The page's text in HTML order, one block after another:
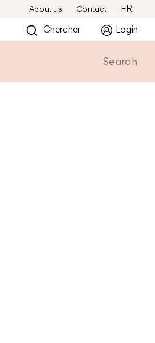
About us Contact
FR
Chercher Login